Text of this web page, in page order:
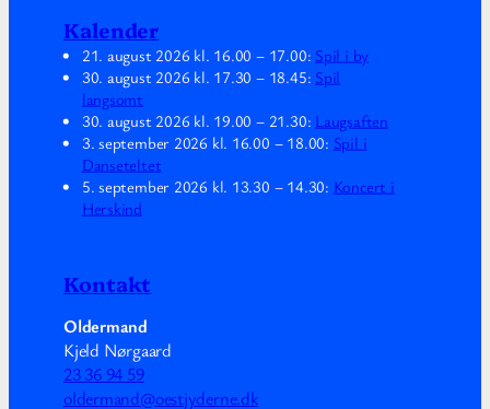
Kalender
21. august 2026 kl. 16.00 – 17.00: Spil i by
30. august 2026 kl. 17.30 – 18.45: Spil
langsomt
30. august 2026 kl. 19.00 – 21.30: Laugsaften
3. september 2026 kl. 16.00 – 18.00: Spil i
Danseteltet
5. september 2026 kl. 13.30 – 14.30: Koncert i
Herskind
Kontakt
Oldermand
Kjeld Nørgaard
23 36 94 59
oldermand@oestjyderne.dk